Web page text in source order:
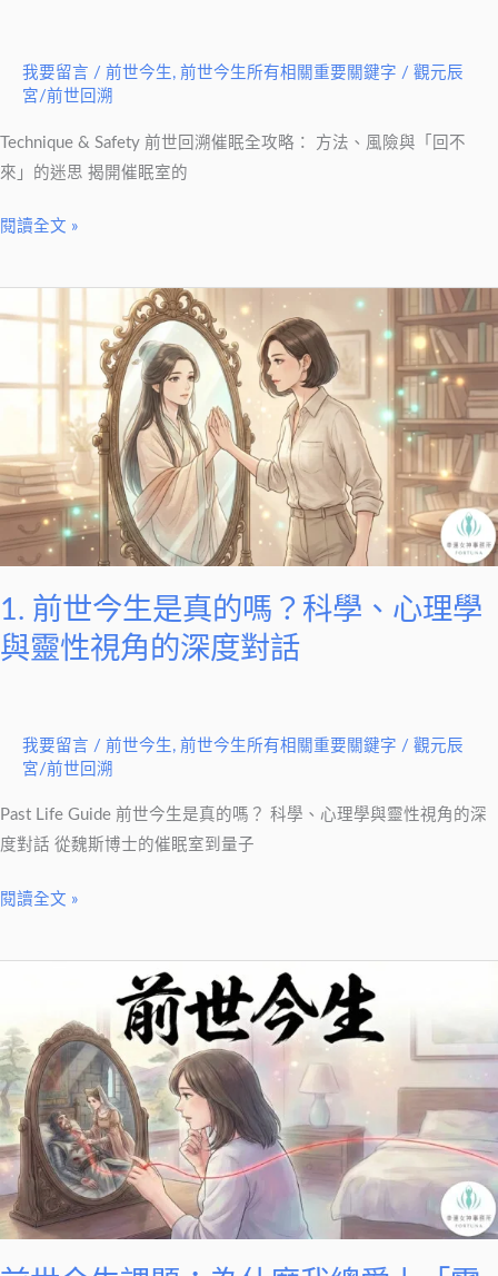
我要留言 / 前世今生 , 前世今生所有相關重要關鍵字 / 觀元辰
宮/前世回溯
Technique & Safety 前世回溯催眠全攻略： 方法、風險與「回不
來」的迷思 揭開催眠室的
「回
來」
的
思
閱讀全文 »
1. 前世今生是真的嗎？科學、心理學
與靈性視角的深度對話
我要留言 / 前世今生 , 前世今生所有相關重要關鍵字 / 觀元辰
宮/前世回溯
Past Life Guide 前世今生是真的嗎？ 科學、心理學與靈性視角的深
度對話 從魏斯博士的催眠室到量子
今
是
真
的
嗎？
學、
心
理
視
角
深
對
閱讀全文 »
今
生
課
題：
為
麼